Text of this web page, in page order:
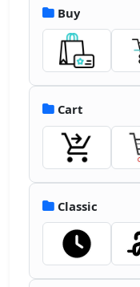
Buy
Cart
Classic